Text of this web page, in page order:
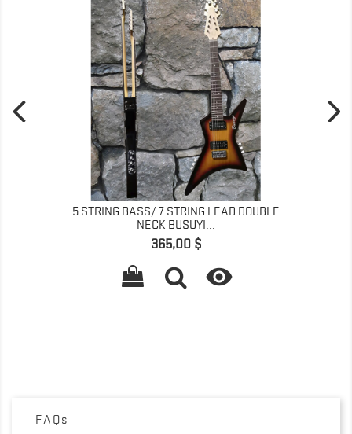
5 STRING BASS/ 7 STRING LEAD DOUBLE
NECK BUSUYI...
Giá
365,00 $

FAQs